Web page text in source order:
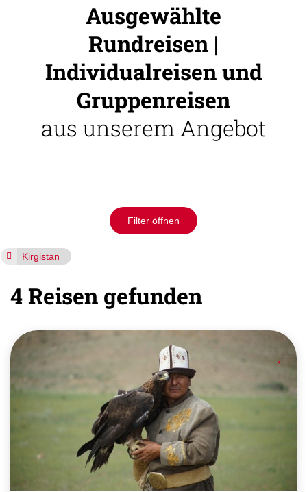
Ausgewählte
Rundreisen |
Individualreisen und
Gruppenreisen
aus unserem Angebot
Filter öffnen
Kirgistan
4 Reisen gefunden